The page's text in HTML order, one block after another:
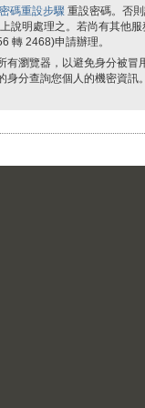
碼重設步驟 重設密碼。否
說明處理之。若尚有其他服
轉 2468)申請辦理。
有瀏覽器，以避免身分被冒
分查詢您個人的機密資訊。